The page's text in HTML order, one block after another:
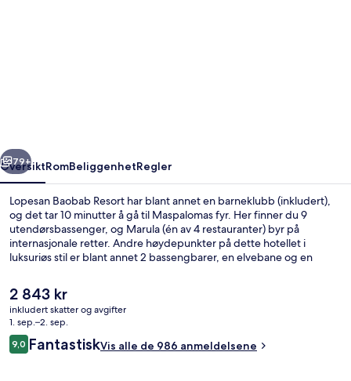
Neste
79+
OversiktRomBeliggenhetRegler
Lopesan Baobab Resort har blant annet en barneklubb (inkludert),
og det tar 10 minutter å gå til Maspalomas fyr. Her finner du 9
utendørsbassenger, og Marula (én av 4 restauranter) byr på
internasjonale retter. Andre høydepunkter på dette hotellet i
luksuriøs stil er blant annet 2 bassengbarer, en elvebane og en
betjeningen.
Den
nåværende
prisen
er
2 843 kr
2 843 kr
inkludert skatter og avgifter
1. sep.–2. sep.
Anmeldelser
9,09,0 av 10 –
FantastiskVis alle de 986 anmeldelsene